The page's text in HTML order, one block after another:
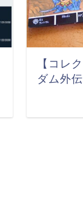
【コレ
ダム外